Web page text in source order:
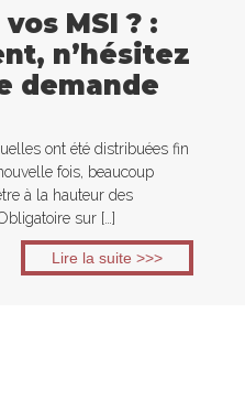
MSI ? :
n’hésitez
demande
ont été distribuées fin
fois, beaucoup
à la hauteur des
sur […]
Lire la suite >>>